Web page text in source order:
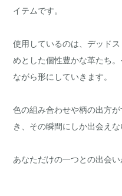
イテムです。
使用しているのは、デッド
めとした個性豊かな革たち
ながら形にしていきます。
色の組み合わせや柄の出方
き、その瞬間にしか出会えな
あなただけの一つとの出会い